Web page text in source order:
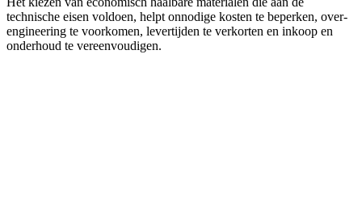
technische eisen voldoen, helpt onnodige kosten te beperken, over-
engineering te voorkomen, levertijden te verkorten en inkoop en
onderhoud te vereenvoudigen.